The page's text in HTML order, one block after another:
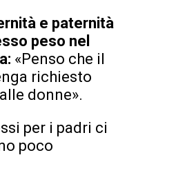
e paternità
peso nel
«Penso che il
richiesto
donne».
per i padri ci
poco